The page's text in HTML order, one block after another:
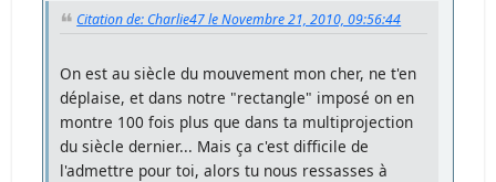
Citation de: Charlie47 le Novembre 21, 2010, 09:56:44
On est au siècle du mouvement mon cher, ne t'en
déplaise, et dans notre "rectangle" imposé on en
montre 100 fois plus que dans ta multiprojection
du siècle dernier... Mais ça c'est difficile de
l'admettre pour toi, alors tu nous ressasses à